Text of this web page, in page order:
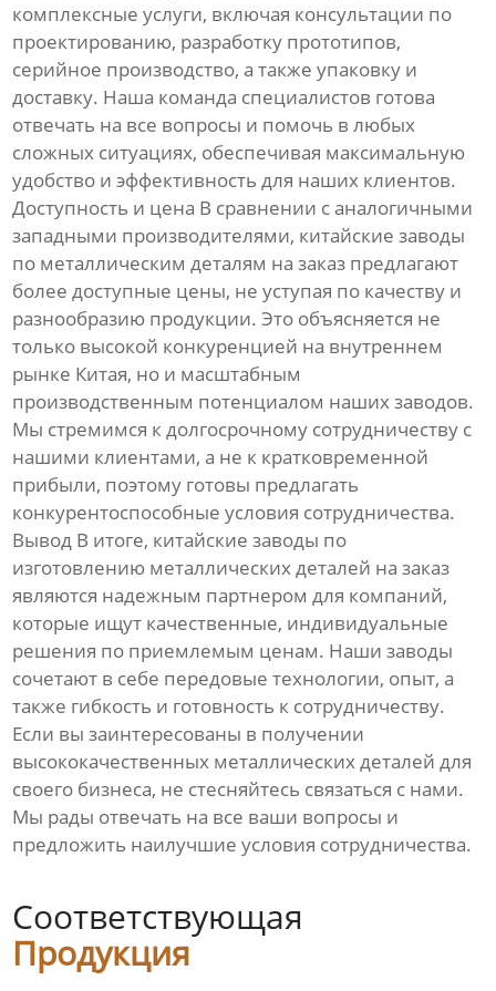
комплексные услуги, включая консультации по
проектированию, разработку прототипов,
серийное производство, а также упаковку и
доставку. Наша команда специалистов готова
отвечать на все вопросы и помочь в любых
сложных ситуациях, обеспечивая максимальную
удобство и эффективность для наших клиентов.
Доступность и цена В сравнении с аналогичными
западными производителями, китайские заводы
по металлическим деталям на заказ предлагают
более доступные цены, не уступая по качеству и
разнообразию продукции. Это объясняется не
только высокой конкуренцией на внутреннем
рынке Китая, но и масштабным
производственным потенциалом наших заводов.
Мы стремимся к долгосрочному сотрудничеству с
нашими клиентами, а не к кратковременной
прибыли, поэтому готовы предлагать
конкурентоспособные условия сотрудничества.
Вывод В итоге, китайские заводы по
изготовлению металлических деталей на заказ
являются надежным партнером для компаний,
которые ищут качественные, индивидуальные
решения по приемлемым ценам. Наши заводы
сочетают в себе передовые технологии, опыт, а
также гибкость и готовность к сотрудничеству.
Если вы заинтересованы в получении
высококачественных металлических деталей для
своего бизнеса, не стесняйтесь связаться с нами.
Мы рады отвечать на все ваши вопросы и
предложить наилучшие условия сотрудничества.
Соответствующая
Продукция